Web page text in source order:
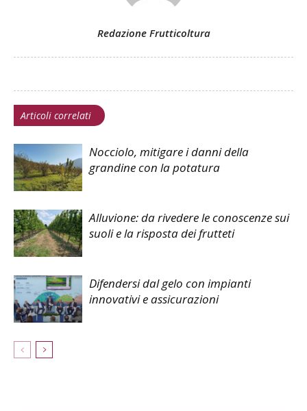
Redazione Frutticoltura
Articoli correlati
Nocciolo, mitigare i danni della
grandine con la potatura
Alluvione: da rivedere le conoscenze sui
suoli e la risposta dei frutteti
Difendersi dal gelo con impianti
innovativi e assicurazioni